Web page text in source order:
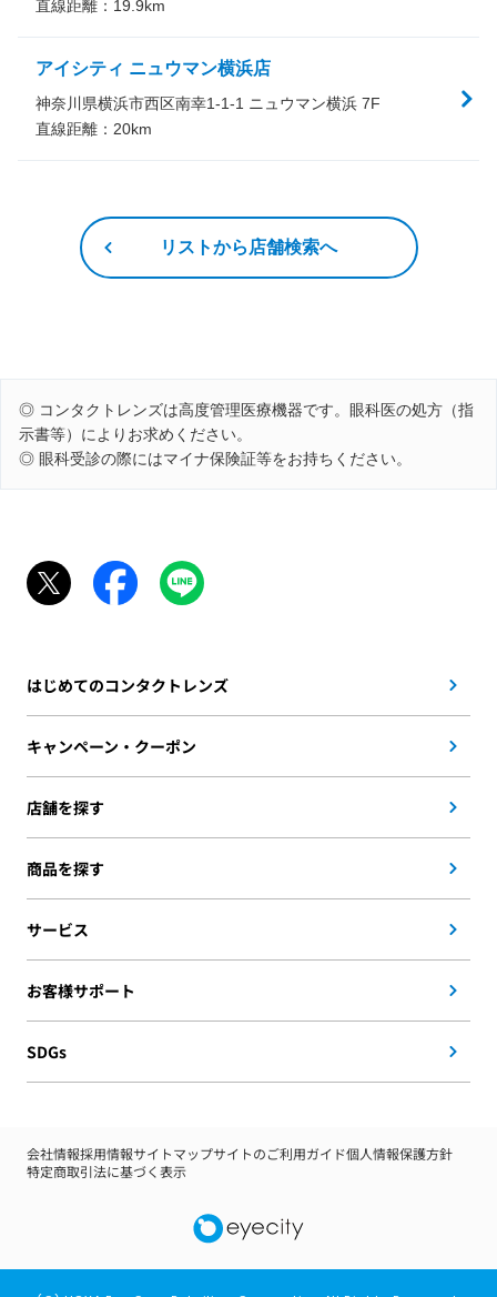
直線距離： 19.9km
アイシティ ニュウマン横浜店
神奈川県横浜市西区南幸1-1-1 ニュウマン横浜 7F
直線距離： 20km
リストから店舗検索へ
◎ コンタクトレンズは高度管理医療機器です。眼科医の処方（指
示書等）によりお求めください。
◎ 眼科受診の際にはマイナ保険証等をお持ちください。
はじめてのコンタクトレンズ
キャンペーン・クーポン
店舗を探す
商品を探す
サービス
お客様サポート
SDGs
会社情報採用情報サイトマップサイトのご利用ガイド個人情報保護方針
特定商取引法に基づく表示